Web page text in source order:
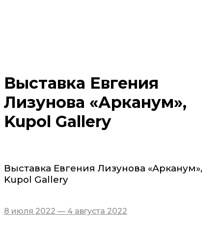
Выставка Евгения
Лизунова «Арканум»,
Kupol Gallery
Выставка Евгения Лизунова «Арканум»,
Kupol Gallery
8 июля 2022 — 4 августа 2022